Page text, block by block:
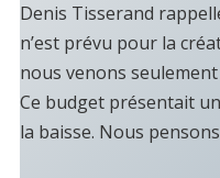
Denis Tisserand
n’est prévu pour la
nous venons
Ce budget présentait
la baisse. Nous